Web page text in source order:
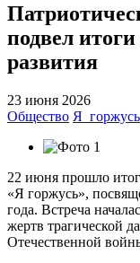
подвел
развития
23 июня 2026
Общество Я_горжусь
22 июня прошло
«Я горжусь»,
года. Встреча
жертв трагической
Отечественной